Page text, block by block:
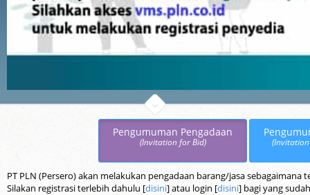
Pengumuman Pengadaan
(Invitation for Bid)
PT PLN (Persero) akan melakukan pengadaan barang/jasa
Silakan registrasi terlebih dahulu [disini] atau login [disini] bagi yang